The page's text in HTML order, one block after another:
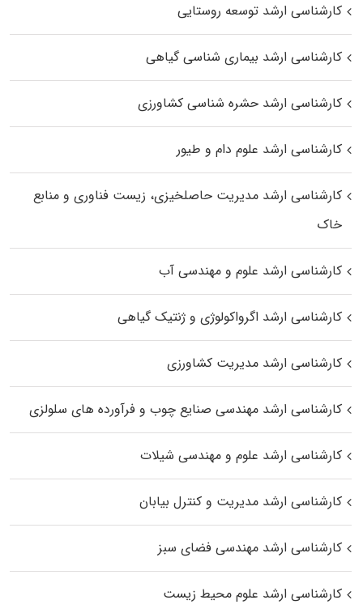
کارشناسی ارشد توسعه روستایی
کارشناسی ارشد بیماری‌ شناسی گیاهی
کارشناسی ارشد حشره‌ شناسی کشاورزی
کارشناسی ارشد علوم دام و طیور
کارشناسی ارشد مدیریت حاصلخیزی، زیست فناوری و منابع
خاک
کارشناسی ارشد علوم و مهندسی آب
کارشناسی ارشد اگرواکولوژی و ژنتیک گیاهی
کارشناسی ارشد مدیریت کشاورزی
کارشناسی ارشد مهندسی صنایع چوب و فرآورده‌ های سلولزی
کارشناسی ارشد علوم و مهندسی شیلات
کارشناسی ارشد مدیریت و کنترل بیابان
کارشناسی ارشد مهندسی فضای سبز
کارشناسی ارشد علوم محیط‌ زیست